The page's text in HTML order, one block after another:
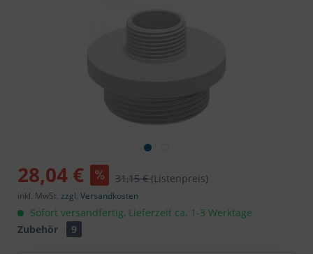
28,04 € 31,15 €(Listenpreis)
inkl. MwSt. zzgl. Versandkosten
Sofort versandfertig, Lieferzeit ca. 1-3 Werktage
Zubehör
9